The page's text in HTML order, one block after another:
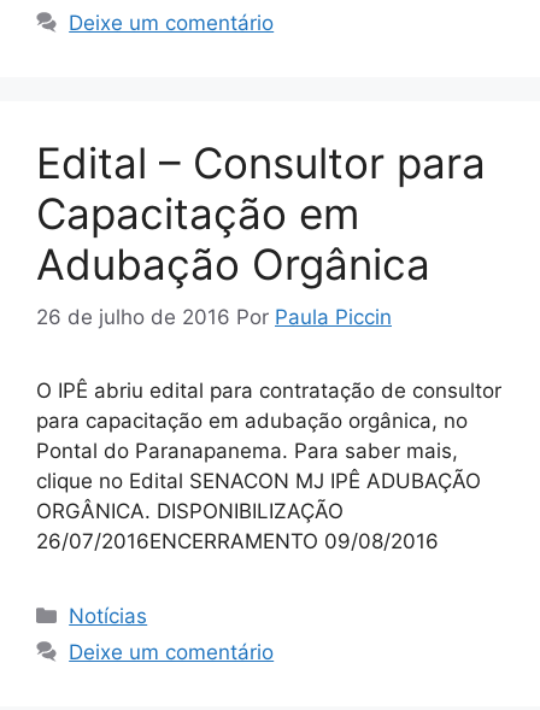
Deixe um comentário
Edital – Consultor para
Capacitação em
Adubação Orgânica
26 de julho de 2016 Por Paula Piccin
O IPÊ abriu edital para contratação de consultor
para capacitação em adubação orgânica, no
Pontal do Paranapanema. Para saber mais,
clique no Edital SENACON MJ IPÊ ADUBAÇÃO
ORGÂNICA. DISPONIBILIZAÇÃO
26/07/2016ENCERRAMENTO 09/08/2016
Notícias
Deixe um comentário